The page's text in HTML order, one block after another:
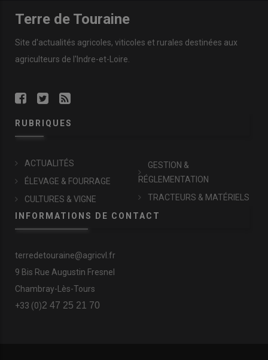
Terre de Touraine
Site d'actualités agricoles, viticoles et rurales destinées aux
agriculteurs de l'Indre-et-Loire.
RUBRIQUES
ACTUALITÉS
ÉLEVAGE & FOURRAGE
CULTURES & VIGNE
GESTION &
RÉGLEMENTATION
TRACTEURS & MATÉRIELS
INFORMATIONS DE CONTACT
terredetouraine@agricvl.fr
9 Bis Rue Augustin Fresnel
Chambray-Lès-Tours
+33 (0)2 47 25 21 70